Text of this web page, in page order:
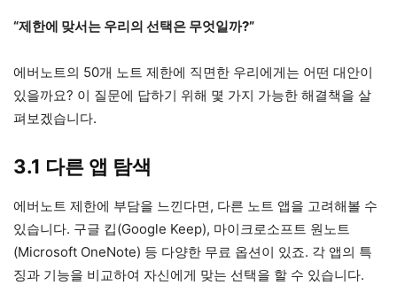
“제한에 맞서는 우리의 선택은 무엇일까?”
에버노트의 50개 노트 제한에 직면한 우리에게는 어떤 대안이
있을까요? 이 질문에 답하기 위해 몇 가지 가능한 해결책을 살
펴보겠습니다.
3.1 다른 앱 탐색
에버노트 제한에 부담을 느낀다면, 다른 노트 앱을 고려해볼 수
있습니다. 구글 킵(Google Keep), 마이크로소프트 원노트
(Microsoft OneNote) 등 다양한 무료 옵션이 있죠. 각 앱의 특
징과 기능을 비교하여 자신에게 맞는 선택을 할 수 있습니다.